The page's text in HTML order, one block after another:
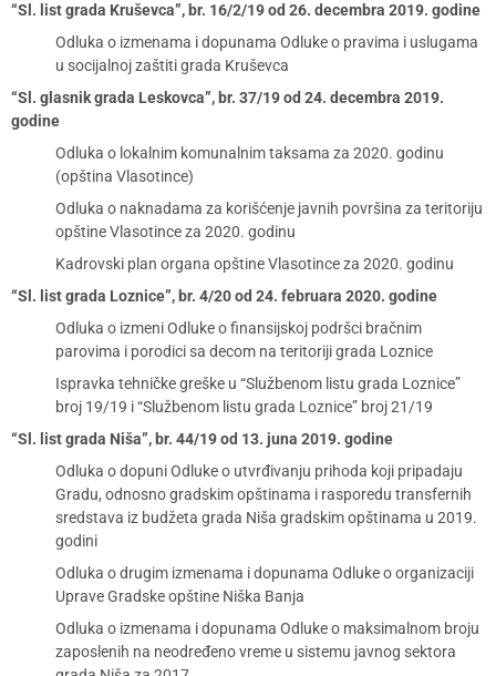
“Sl. list grada Kruševca”, br. 16/2/19 od 26. decembra 2019. godine
Odluka o izmenama i dopunama Odluke o pravima i uslugama
u socijalnoj zaštiti grada Kruševca
“Sl. glasnik grada Leskovca”, br. 37/19 od 24. decembra 2019.
godine
Odluka o lokalnim komunalnim taksama za 2020. godinu
(opština Vlasotince)
Odluka o naknadama za korišćenje javnih površina za teritoriju
opštine Vlasotince za 2020. godinu
Kadrovski plan organa opštine Vlasotince za 2020. godinu
“Sl. list grada Loznice”, br. 4/20 od 24. februara 2020. godine
Odluka o izmeni Odluke o finansijskoj podršci bračnim
parovima i porodici sa decom na teritoriji grada Loznice
Ispravka tehničke greške u “Službenom listu grada Loznice”
broj 19/19 i “Službenom listu grada Loznice” broj 21/19
“Sl. list grada Niša”, br. 44/19 od 13. juna 2019. godine
Odluka o dopuni Odluke o utvrđivanju prihoda koji pripadaju
Gradu, odnosno gradskim opštinama i rasporedu transfernih
sredstava iz budžeta grada Niša gradskim opštinama u 2019.
godini
Odluka o drugim izmenama i dopunama Odluke o organizaciji
Uprave Gradske opštine Niška Banja
Odluka o izmenama i dopunama Odluke o maksimalnom broju
zaposlenih na neodređeno vreme u sistemu javnog sektora